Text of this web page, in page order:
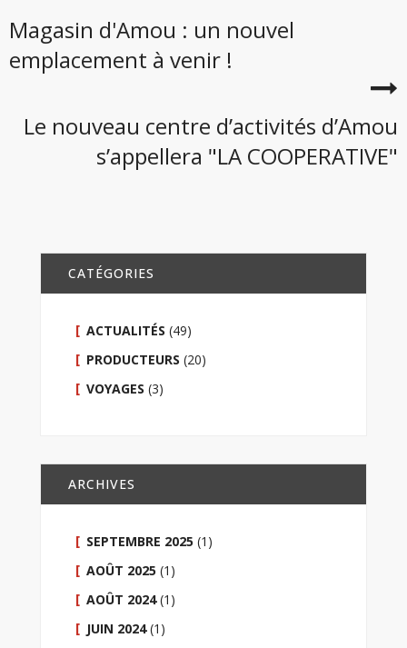
Magasin d'Amou : un nouvel
emplacement à venir !
Le nouveau centre d’activités d’Amou
s’appellera "LA COOPERATIVE"
CATÉGORIES
ACTUALITÉS (49)
PRODUCTEURS (20)
VOYAGES (3)
ARCHIVES
SEPTEMBRE 2025 (1)
AOÛT 2025 (1)
AOÛT 2024(1)
JUIN 2024(1)